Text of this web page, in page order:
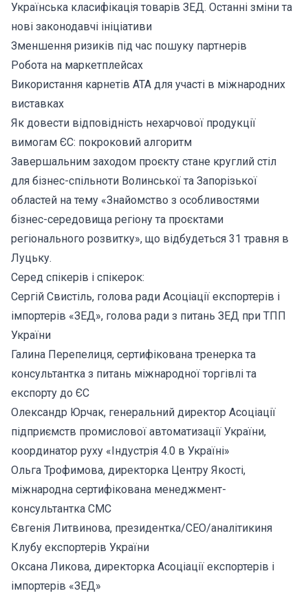
Українська класифікація товарів ЗЕД. Останні зміни та
нові законодавчі ініціативи
Зменшення ризиків під час пошуку партнерів
Робота на маркетплейсах
Використання карнетів АТА для участі в міжнародних
виставках
Як довести відповідність нехарчової продукції
вимогам ЄС: покроковий алгоритм
Завершальним заходом проєкту стане круглий стіл
для бізнес-спільноти Волинської та Запорізької
областей на тему «Знайомство з особливостями
бізнес-середовища регіону та проєктами
регіонального розвитку», що відбудеться 31 травня в
Луцьку.
Серед спікерів і спікерок:
Сергій Свистіль, голова ради Асоціації експортерів і
імпортерів «ЗЕД», голова ради з питань ЗЕД при ТПП
України
Галина Перепелиця, сертифікована тренерка та
консультантка з питань міжнародної торгівлі та
експорту до ЄС
Олександр Юрчак, генеральний директор Асоціації
підприємств промислової автоматизації України,
координатор руху «Індустрія 4.0 в Україні»
Ольга Трофимова, директорка Центру Якості,
міжнародна сертифікована менеджмент-
консультантка СМС
Євгенія Литвинова, президентка/CEO/аналітикиня
Клубу експортерів України
Оксана Ликова, директорка Асоціації експортерів і
імпортерів «ЗЕД»